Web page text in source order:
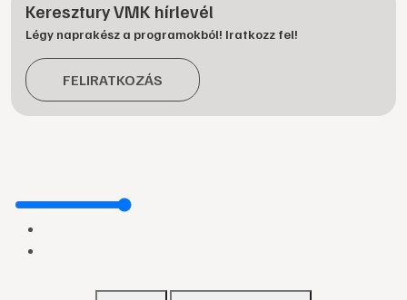
Keresztury VMK hírlevél
Légy naprakész a programokból! Iratkozz fel!
FELIRATKOZÁS